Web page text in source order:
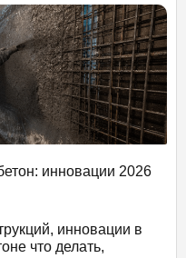
инновации 2026
инновации в
что делать,